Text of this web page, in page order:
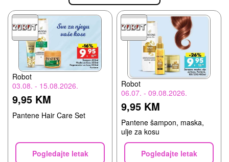
Robot
03.08. - 15.08.2026.
9,95 KM
Pantene Hair Care Set
Pogledajte letak
Robot
06.07. - 09.08.2026.
9,95 KM
Pantene šampon, maska,
ulje za kosu
Pogledajte letak